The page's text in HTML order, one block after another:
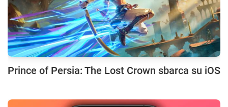
Prince of Persia: The Lost Crown sbarca su iOS